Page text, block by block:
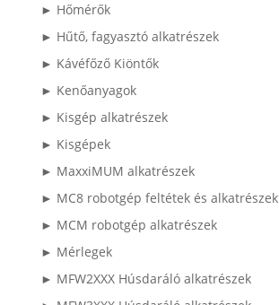
► Hőmérők
► Hűtő, fagyasztó alkatrészek
► Kávéfőző Kiöntők
► Kenőanyagok
► Kisgép alkatrészek
► Kisgépek
► MaxxiMUM alkatrészek
► MC8 robotgép feltétek és alkatrészek
► MCM robotgép alkatrészek
► Mérlegek
► MFW2XXX Húsdaráló alkatrészek